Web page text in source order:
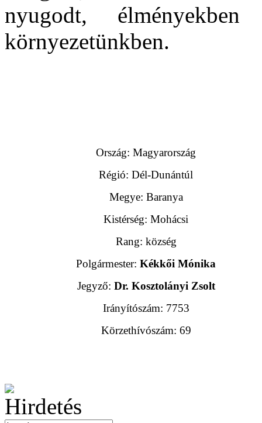
nyugodt,
környezetünkben.
Ország: Magyarország
Régió: Dél-Dunántúl
Megye: Baranya
Kistérség: Mohácsi
Rang: község
Polgármester: Kékkői Mónika
Jegyző: Dr. Kosztolányi Zsolt
Irányítószám: 7753
Körzethívószám: 69